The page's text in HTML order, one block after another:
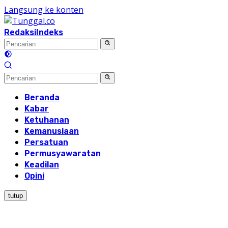
Langsung ke konten
RedaksiIndeks
Beranda
Kabar
Ketuhanan
Kemanusiaan
Persatuan
Permusyawaratan
Keadilan
Opini
tutup